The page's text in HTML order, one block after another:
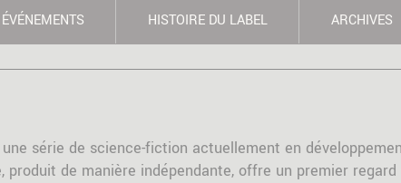
ÉVÉNEMENTS HISTOIRE DU LABEL ARCHIVES
une série de science-fiction actuellement en
produit de manière indépendante, offre un premier